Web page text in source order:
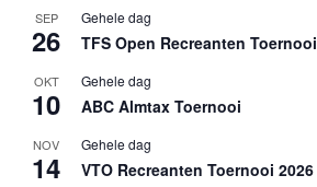
SEP
26
Gehele dag
TFS Open Recreanten Toernooi
OKT
10
Gehele dag
ABC Almtax Toernooi
NOV
14
Gehele dag
VTO Recreanten Toernooi 2026